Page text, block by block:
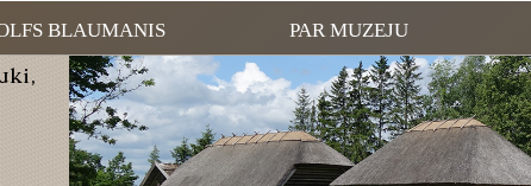
BLAUMANIS PAR MUZEJU